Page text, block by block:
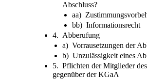
Abschluss?
aa)
bb) Informationsrecht
4. Abberufung
a) Vorrausetzungen der
b) Unzulässigkeit eines
5. Pflichten der Mitglieder
gegenüber der KGaA